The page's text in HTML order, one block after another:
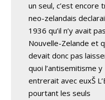
un seul, c’est encore
neo-zelandais
1936 qu’il n’y avait
Nouvelle-Zelande et
devait donc pas
quoi l’antisemitisme y
entrerait avec euxŠ
pourtant les seuls